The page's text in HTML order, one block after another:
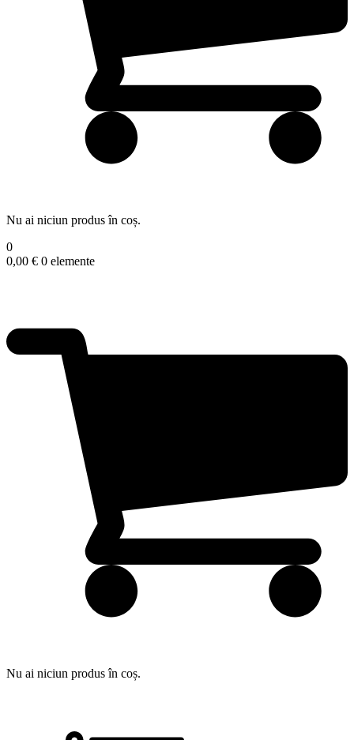
Nu ai niciun produs în coș.
0
0,00 € 0 elemente
Nu ai niciun produs în coș.